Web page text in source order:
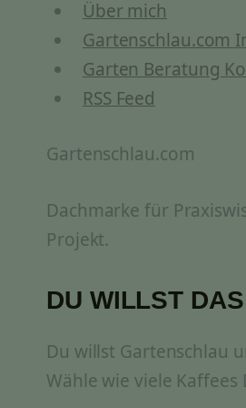
Über mich
Gartenschlau.com
Garten Beratung
RSS Feed
Gartenschlau.com
Dachmarke für
Projekt.
DU WILLST
Du willst Gartenschlau
Wähle wie viele